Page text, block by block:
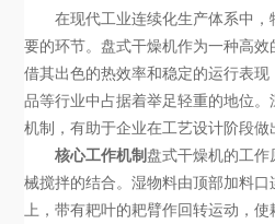
在现代工业连续化生产体系中
要的环节。盘式干燥机作为一种高
借其出色的热效率和稳定的运行表
品等行业中占据着举足轻重的地位
机制，有助于企业在工艺设计阶段做
核心工作机制 盘式干燥机的工
械搅拌的结合。湿物料由顶部加料
上，带有耙叶的耙臂作回转运动，